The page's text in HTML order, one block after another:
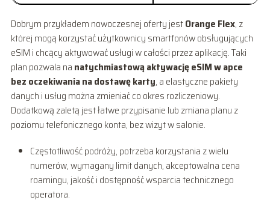
Dobrym przykładem nowoczesnej oferty jestOrange Flex, z
której mogą korzystać użytkownicy smartfonów obsługujących
eSIM i chcący aktywować usługi w całości przez aplikację. Taki
plan pozwala na natychmiastową aktywację eSIM w apce
bez oczekiwania na dostawę karty, a elastyczne pakiety
danych i usług można zmieniać co okres rozliczeniowy.
Dodatkową zaletą jest łatwe przypisanie lub zmiana planu z
poziomu telefonicznego konta, bez wizyt w salonie.
Częstotliwość podróży, potrzeba korzystania z wielu
numerów, wymagany limit danych, akceptowalna cena
roamingu, jakość i dostępność wsparcia technicznego
operatora.